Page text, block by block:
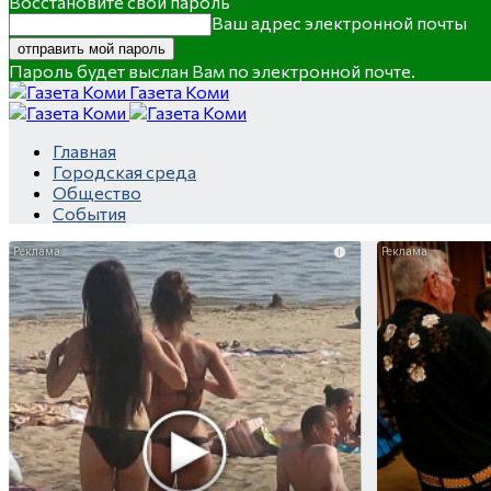
Ваш адрес электронной почты
Пароль будет выслан Вам по электронной почте.
Газета Коми
Главная
Городская среда
Общество
События
i